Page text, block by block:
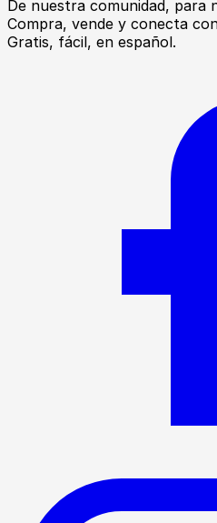
De nuestra comunidad, para
Compra, vende y conecta
Gratis, fácil, en español.